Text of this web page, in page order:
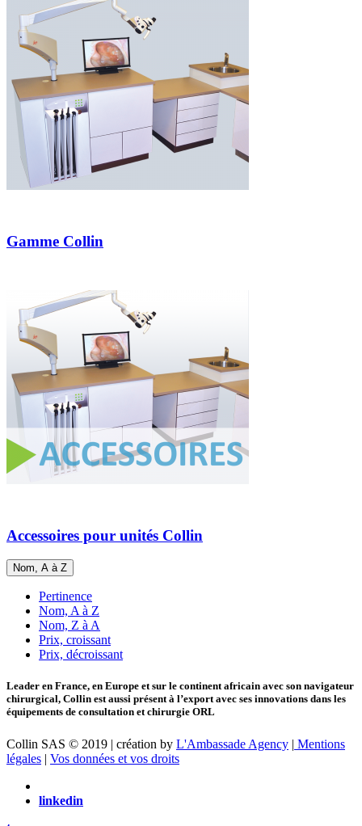
Gamme Collin
Accessoires pour unités Collin
Nom, A à Z
Pertinence
Nom, A à Z
Nom, Z à A
Prix, croissant
Prix, décroissant
Leader en France, en Europe et sur le continent africain avec son navigateur
chirurgical, Collin est aussi présent à l’export avec ses innovations dans les
équipements de consultation et chirurgie ORL
Collin SAS © 2019 | création by L'Ambassade Agency | Mentions
légales | Vos données et vos droits
linkedin